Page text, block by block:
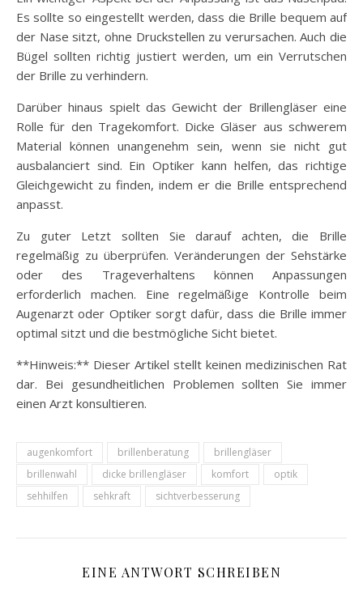
Es sollte so eingestellt werden, dass die Brille bequem auf
der Nase sitzt, ohne Druckstellen zu verursachen. Auch die
Bügel sollten richtig justiert werden, um ein Verrutschen
der Brille zu verhindern.
Darüber hinaus spielt das Gewicht der Brillengläser eine
Rolle für den Tragekomfort. Dicke Gläser aus schwerem
Material können unangenehm sein, wenn sie nicht gut
ausbalanciert sind. Ein Optiker kann helfen, das richtige
Gleichgewicht zu finden, indem er die Brille entsprechend
anpasst.
Zu guter Letzt sollten Sie darauf achten, die Brille
regelmäßig zu überprüfen. Veränderungen der Sehstärke
oder des Trageverhaltens können Anpassungen
erforderlich machen. Eine regelmäßige Kontrolle beim
Augenarzt oder Optiker sorgt dafür, dass die Brille immer
optimal sitzt und die bestmögliche Sicht bietet.
**Hinweis:** Dieser Artikel stellt keinen medizinischen Rat
dar. Bei gesundheitlichen Problemen sollten Sie immer
einen Arzt konsultieren.
augenkomfort brillenberatung
brillengläser
brillenwahl
dicke brillengläser komfort
optik
sehhilfen
sehkraft sichtverbesserung
EINE ANTWORT SCHREIBEN